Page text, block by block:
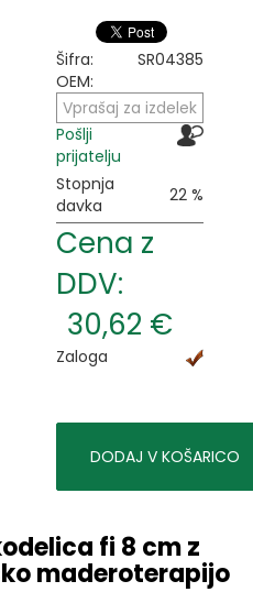
Šifra:
SR04385
OEM:
Vprašaj za izdelek
Pošlji
prijatelju
Stopnja
davka
22 %
Cena z
DDV:
30,62 €
Zaloga
DODAJ V KOŠARICO
fi 8 cm z
maderoterapijo